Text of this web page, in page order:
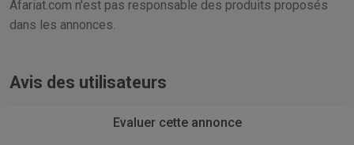
Afariat.com n'est pas responsable des produits proposés
dans les annonces.
Avis des utilisateurs
Evaluer cette annonce